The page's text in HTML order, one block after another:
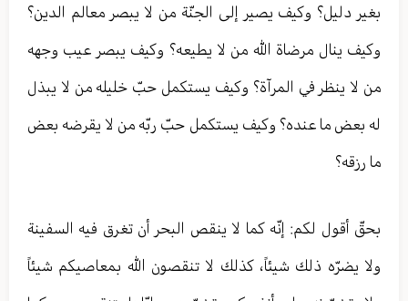
بغير دليل؟ وكيف يصير إلى الجنّة من لا يبصر معالم الدين؟
وكيف ينال مرضاة الله من لا يطيعه؟ وكيف يبصر عيب وجهه
من لا ينظر في المرآة؟ وكيف يستكمل حبّ خليله من لا يبذل
له بعض ما عنده؟ وكيف يستكمل حبّ ربّه من لا يقرضه بعض
ما رزقه؟
بحقّ أقول لكم: إنّه كما لا ينقص البحر أن تغرق فيه السفينة
ولا يضرّه ذلك شيئاً، كذلك لا تنقصون الله بمعاصيكم شيئاً